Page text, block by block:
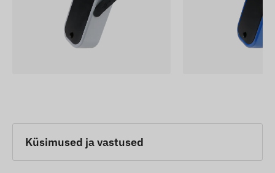
Küsimused ja vastused